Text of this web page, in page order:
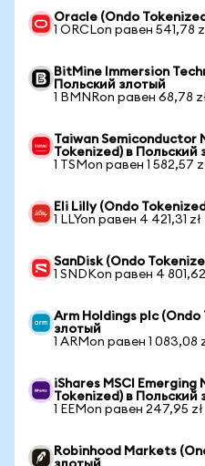
Oracle (Ondo
1 ORCLon равен 541,78
BitMine Immersion
Польский злотый
1 BMNRon равен 68,78
Taiwan Semiconductor
Tokenized) в Польский
1 TSMon равен 1 582,57
Eli Lilly (Ondo
1 LLYon равен 4 421,31 zł
SanDisk (Ondo
1 SNDKon равен 4 801,62
Arm Holdings plc (Ondo
злотый
1 ARMon равен 1 083,08
iShares MSCI Emerging
Tokenized) в Польский
1 EEMon равен 247,95 zł
Robinhood Markets